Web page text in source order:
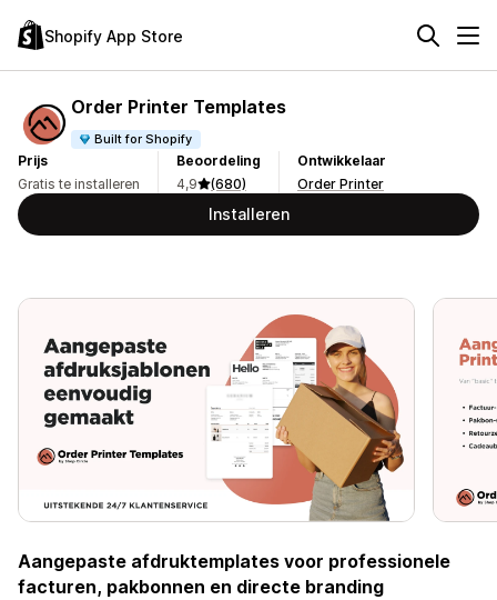
Shopify App Store
Order Printer Templates
Built for Shopify
Prijs
Gratis te installeren
Beoordeling
4,9
(680)
Ontwikkelaar
Order Printer
Installeren
Aangepaste afdruktemplates voor professionele
facturen, pakbonnen en directe branding